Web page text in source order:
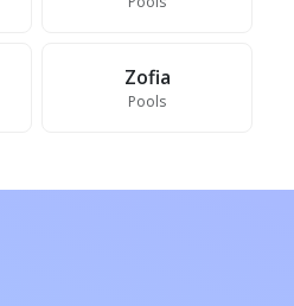
Zofia
Pools